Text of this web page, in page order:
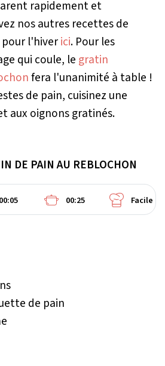
rapidement et
nos autres recettes de
l'hiverici. Pour les
qui coule, le gratin
fera l'unanimité à table !
de pain, cuisinez une
aux oignons gratinés.
DE PAIN AU REBLOCHON
00:05 00:25 Facile
de pain